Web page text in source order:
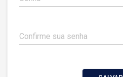
Confirme sua senha